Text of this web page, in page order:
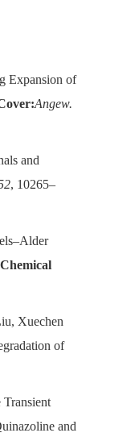
Expansion of
Angew.
and
, 10265–
Xuechen
of
and